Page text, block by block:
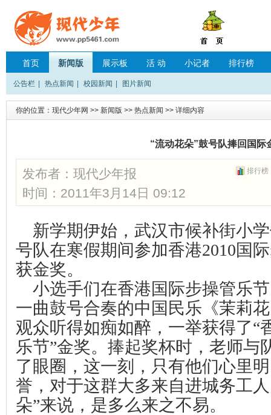
首页 新闻版 展示板 活 动 小记者 排行榜
公告栏 热点新闻 校园新闻 图片新闻
你的位置： 现代少年网 >> 新闻版 >> 热点新闻 >> 详细内容
“流动花朵”鼓号队捧回国际
排行榜
发布者： 现代少年报
时间：2011年3月14日 09:12
新学期伊始，武汉市候补街小
号队在寒假期间参加香港2010国
获金奖。
小选手们在香港国际步操管乐
一曲鼓号合奏的中国民乐《茉莉
观众听得如痴如醉，一举获得了“
乐节”金奖。捧起奖杯时，老师与
了眼圈，这一刻，只有他们心里
誉，对于这群大多来自进城务工
朵”来说，是多么来之不易。